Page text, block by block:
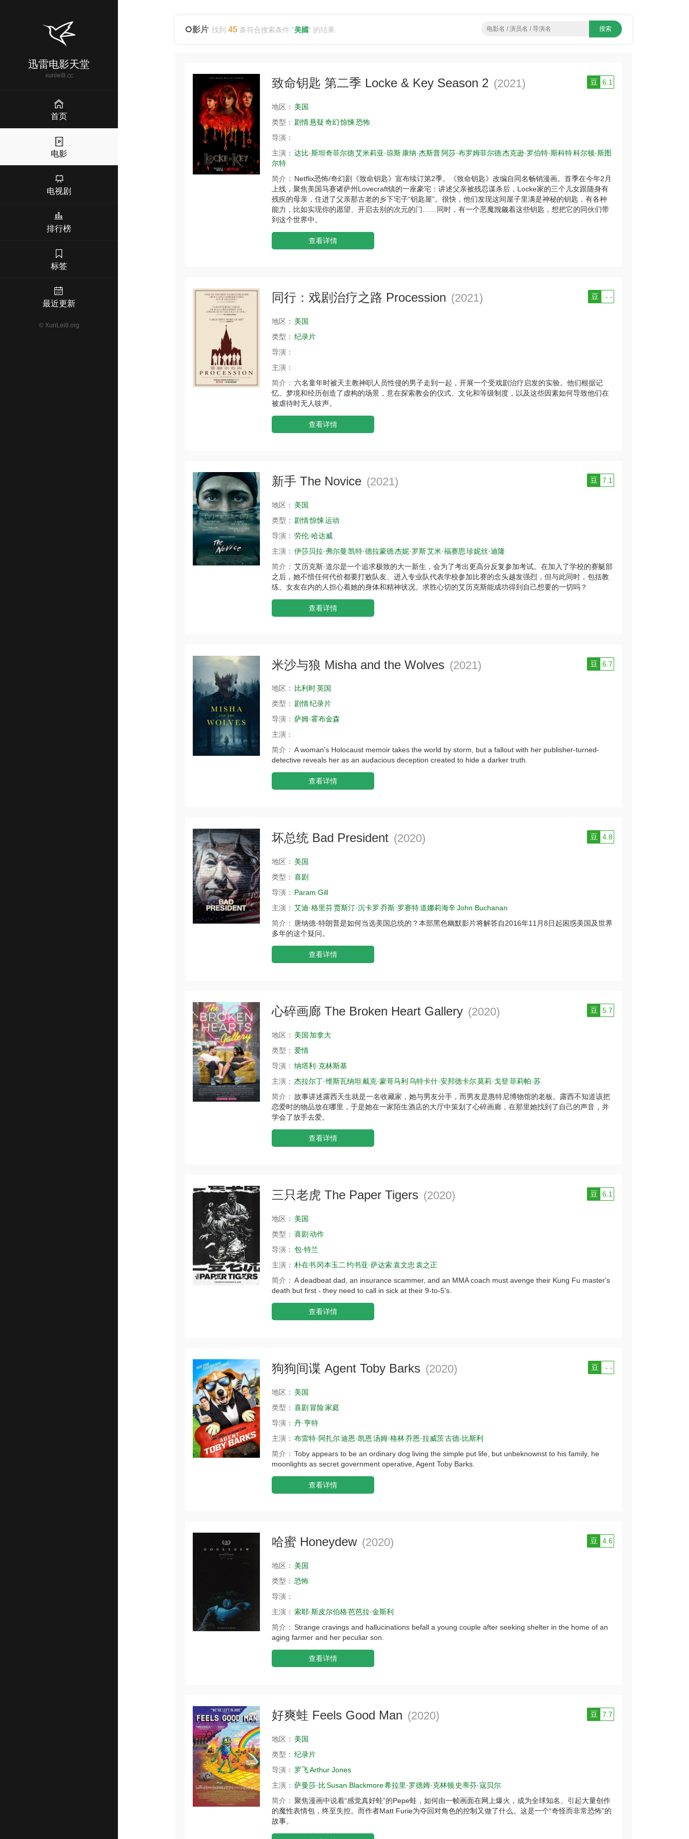
迅雷电影天堂
xunlei8.cc
首页
电影
电视剧
排行榜
标签
最近更新
© XunLei8.org
影片 找到45 条符合搜索条件 "美國" 的结果.
致命钥匙 第二季 Locke & Key Season 2 (2021) 豆 6.1
地区： 美国
类型： 剧情悬疑奇幻惊悚恐怖
导演：
主演： 达比·斯坦奇菲尔德艾米莉亚·琼斯 康纳·杰斯普 阿莎·布罗姆菲尔德杰克逊·罗伯特·斯科特科尔顿·斯图
尔特
简介： Netflix恐怖/奇幻剧《致命钥匙》宣布续订第2季。《致命钥匙》改编自同名畅销漫画。首季在今年2月
上线，聚焦美国马赛诸萨州Lovecraft镇的一座豪宅：讲述父亲被残忍谋杀后，Locke家的三个儿女跟随身有
残疾的母亲，住进了父亲那古老的乡下宅子“钥匙屋”。很快，他们发现这间屋子里满是神秘的钥匙，有各种
能力，比如实现你的愿望、开启去别的次元的门……同时，有一个恶魔觊觎着这些钥匙，想把它的同伙们带
到这个世界中。
查看详情
同行：戏剧治疗之路 Procession (2021) 豆 - -
地区： 美国
类型： 纪录片
导演：
主演：
简介： 六名童年时被天主教神职人员性侵的男子走到一起，开展一个受戏剧治疗启发的实验。他们根据记
忆、梦境和经历创造了虚构的场景，意在探索教会的仪式、文化和等级制度，以及这些因素如何导致他们在
被虐待时无人吱声。
查看详情
新手 The Novice (2021) 豆 7.1
地区： 美国
类型： 剧情惊悚运动
导演： 劳伦·哈达威
主演： 伊莎贝拉·弗尔曼 凯特·德拉蒙德杰妮·罗斯艾米·福赛思珍妮丝·迪隆
简介： 艾历克斯·道尔是一个追求极致的大一新生，会为了考出更高分反复参加考试。在加入了学校的赛艇部
之后，她不惜任何代价都要打败队友、进入专业队代表学校参加比赛的念头越发强烈，但与此同时，包括教
练、女友在内的人担心着她的身体和精神状况。求胜心切的艾历克斯能成功得到自己想要的一切吗？
查看详情
米沙与狼 Misha and the Wolves (2021) 豆 6.7
地区： 比利时英国
类型： 剧情纪录片
导演： 萨姆·霍布金森
主演：
简介： A woman's Holocaust memoir takes the world by storm, but a fallout with her publisher-turned-
detective reveals her as an audacious deception created to hide a darker truth.
查看详情
坏总统 Bad President (2020) 豆 4.8
地区： 美国
类型： 喜剧
导演： Param Gill
主演： 艾迪·格里芬贾斯汀·沉卡罗乔斯·罗赛特道娜莉海辛John Buchanan
简介： 唐纳德·特朗普是如何当选美国总统的？本部黑色幽默影片将解答自2016年11月8日起困惑美国及世界
多年的这个疑问。
查看详情
心碎画廊 The Broken Heart Gallery (2020) 豆 5.7
地区： 美国 加拿大
类型： 爱情
导演： 纳塔利·克林斯基
主演： 杰拉尔丁·维斯瓦纳坦 戴克·蒙哥马利 乌特卡什·安邦德卡尔莫莉·戈登菲莉帕·苏
简介： 故事讲述露西天生就是一名收藏家，她与男友分手，而男友是惠特尼博物馆的老板。露西不知道该把
恋爱时的物品放在哪里，于是她在一家陌生酒店的大厅中策划了心碎画廊，在那里她找到了自己的声音，并
学会了放手去爱。
查看详情
三只老虎 The Paper Tigers (2020) 豆 6.1
地区： 美国
类型： 喜剧 动作
导演： 包·特兰
主演： 朴在书 冈本玉二 约书亚·萨达索袁文忠 袁之正
简介： A deadbeat dad, an insurance scammer, and an MMA coach must avenge their Kung Fu master's
death but first - they need to call in sick at their 9-to-5's.
查看详情
狗狗间谍 Agent Toby Barks (2020) 豆 - -
地区： 美国
类型： 喜剧 冒险家庭
导演： 丹·亨特
主演： 布雷特·阿扎尔迪恩·凯恩 汤姆·格林乔恩·拉威茨古德-比斯利
简介： Toby appears to be an ordinary dog living the simple put life, but unbeknownst to his family, he
moonlights as secret government operative, Agent Toby Barks.
查看详情
哈蜜 Honeydew (2020) 豆 4.6
地区： 美国
类型： 恐怖
导演：
主演： 索耶·斯皮尔伯格芭芭拉·金斯利
简介： Strange cravings and hallucinations befall a young couple after seeking shelter in the home of an
aging farmer and her peculiar son.
查看详情
好爽蛙 Feels Good Man (2020) 豆 7.7
地区： 美国
类型： 纪录片
导演： 罗飞Arthur Jones
主演： 萨曼莎·比Susan Blackmore希拉里·罗德姆·克林顿 史蒂芬·寇贝尔
简介： 聚焦漫画中说着“感觉真好蛙”的Pepe蛙，如何由一帧画面在网上爆火，成为全球知名、引起大量创作
的魔性表情包，终至失控。而作者Matt Furie为夺回对角色的控制又做了什么。这是一个“奇怪而非常恐怖”的
故事。